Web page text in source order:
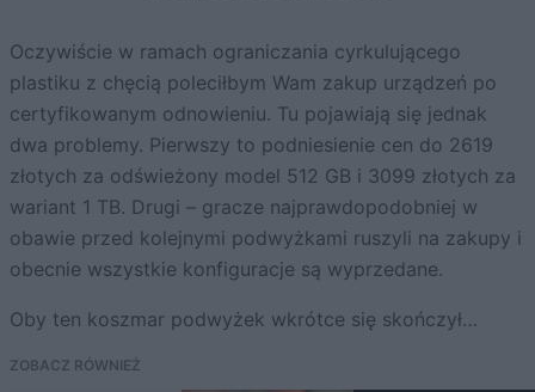
Oczywiście w ramach ograniczania cyrkulującego
plastiku z chęcią poleciłbym Wam zakup urządzeń po
certyfikowanym odnowieniu. Tu pojawiają się jednak
dwa problemy. Pierwszy to podniesienie cen do 2619
złotych za odświeżony model 512 GB i 3099 złotych za
wariant 1 TB. Drugi – gracze najprawdopodobniej w
obawie przed kolejnymi podwyżkami ruszyli na zakupy i
obecnie wszystkie konfiguracje są wyprzedane.
Oby ten koszmar podwyżek wkrótce się skończył…
ZOBACZ RÓWNIEŻ